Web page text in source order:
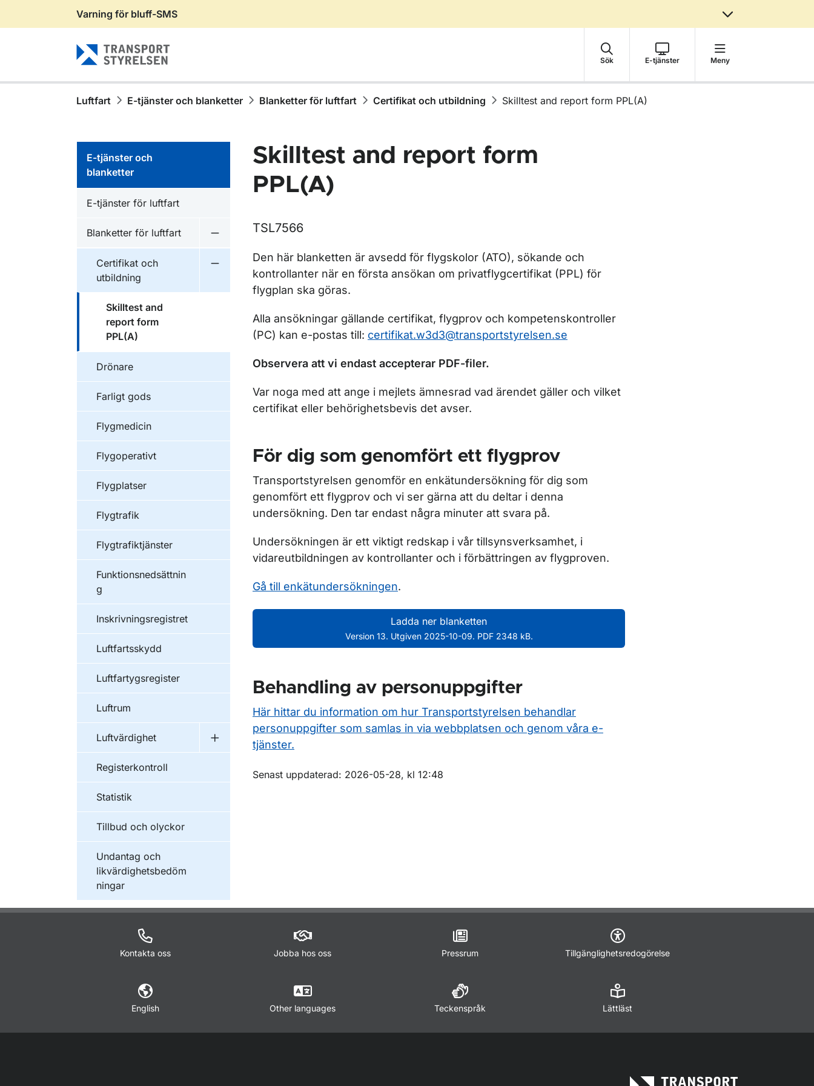
Gå till sidans innehåll
Varning för bluff-SMS
Sök E-tjänster Meny
Luftfart E-tjänster och blanketter Blanketter för luftfart Certifikat och utbildning Skilltest and report form PPL(A)
E-tjänster och
blanketter
E-tjänster för luftfart
Blanketter för luftfart
Certifikat och
utbildning
Undermeny för Certifikat och utbildning
Skilltest and
report form
PPL(A)
Drönare
Farligt gods
Flygmedicin
Flygoperativt
Flygplatser
Flygtrafik
Flygtrafiktjänster
Funktionsnedsättnin
g
Inskrivningsregistret
Luftfartsskydd
Luftfartygsregister
Luftrum
Luftvärdighet
Undermeny för Luftvärdighet
Registerkontroll
Statistik
Tillbud och olyckor
Undantag och
likvärdighetsbedöm
ningar
Skilltest and report form
PPL(A)
TSL7566
Den här blanketten är avsedd för flygskolor (ATO), sökande och
kontrollanter när en första ansökan om privatflygcertifikat (PPL) för
flygplan ska göras.
Alla ansökningar gällande certifikat, flygprov och kompetenskontroller
(PC) kan e-postas till: certifikat.w3d3@transportstyrelsen.se
Observera att vi endast accepterar PDF-filer.
Var noga med att ange i mejlets ämnesrad vad ärendet gäller och vilket
certifikat eller behörighetsbevis det avser.
För dig som genomfört ett flygprov
Transportstyrelsen genomför en enkätundersökning för dig som
genomfört ett flygprov och vi ser gärna att du deltar i denna
undersökning. Den tar endast några minuter att svara på.
Undersökningen är ett viktigt redskap i vår tillsynsverksamhet, i
vidareutbildningen av kontrollanter och i förbättringen av flygproven.
Gå till enkätundersökningen.
Ladda ner blanketten
Version 13. Utgiven 2025-10-09. PDF 2348 kB.
Behandling av personuppgifter
Här hittar du information om hur Transportstyrelsen behandlar
personuppgifter som samlas in via webbplatsen och genom våra e-
tjänster.
Om sidan
Senast uppdaterad: 2026-05-28, kl 12:48
Kontakta oss Jobba hos oss Pressrum Tillgänglighetsredogörelse
English Other languages Teckenspråk Lättläst